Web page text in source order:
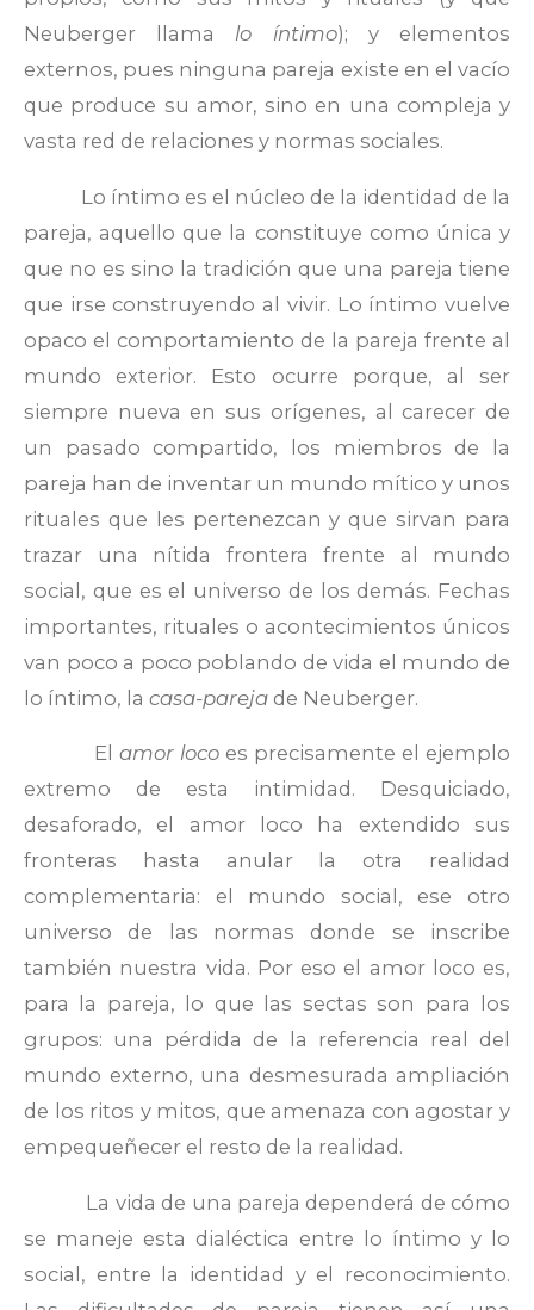
Neuberger llama lo íntimo); y elementos
externos, pues ninguna pareja existe en el vacío
que produce su amor, sino en una compleja y
vasta red de relaciones y normas sociales.
Lo íntimo es el núcleo de la identidad de la
pareja, aquello que la constituye como única y
que no es sino la tradición que una pareja tiene
que irse construyendo al vivir. Lo íntimo vuelve
opaco el comportamiento de la pareja frente al
mundo exterior. Esto ocurre porque, al ser
siempre nueva en sus orígenes, al carecer de
un pasado compartido, los miembros de la
pareja han de inventar un mundo mítico y unos
rituales que les pertenezcan y que sirvan para
trazar una nítida frontera frente al mundo
social, que es el universo de los demás. Fechas
importantes, rituales o acontecimientos únicos
van poco a poco poblando de vida el mundo de
lo íntimo, la casa-pareja de Neuberger.
Elamor loco es precisamente el ejemplo
extremo de esta intimidad. Desquiciado,
desaforado, el amor loco ha extendido sus
fronteras hasta anular la otra realidad
complementaria: el mundo social, ese otro
universo de las normas donde se inscribe
también nuestra vida. Por eso el amor loco es,
para la pareja, lo que las sectas son para los
grupos: una pérdida de la referencia real del
mundo externo, una desmesurada ampliación
de los ritos y mitos, que amenaza con agostar y
empequeñecer el resto de la realidad.
La vida de una pareja dependerá de cómo
se maneje esta dialéctica entre lo íntimo y lo
social, entre la identidad y el reconocimiento.